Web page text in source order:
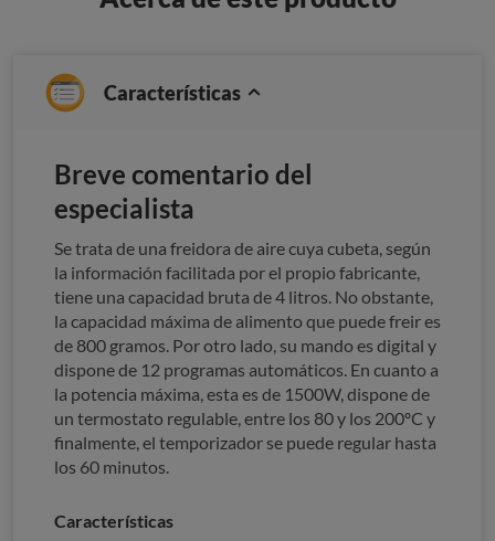
Características
Breve comentario del
especialista
Se trata de una freidora de aire cuya cubeta, según
la información facilitada por el propio fabricante,
tiene una capacidad bruta de 4 litros. No obstante,
la capacidad máxima de alimento que puede freir es
de 800 gramos. Por otro lado, su mando es digital y
dispone de 12 programas automáticos. En cuanto a
la potencia máxima, esta es de 1500W, dispone de
un termostato regulable, entre los 80 y los 200ºC y
finalmente, el temporizador se puede regular hasta
los 60 minutos.
Características